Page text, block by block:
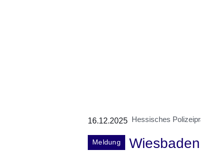
16.12.2025 Hessisches
Meldung
Wiesbaden